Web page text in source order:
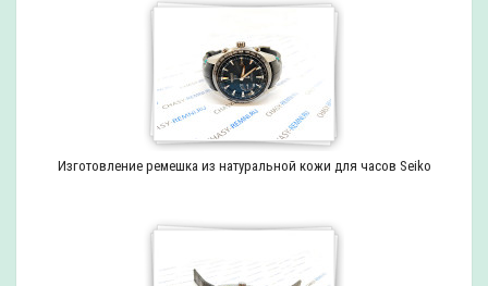
Изготовление ремешка из натуральной кожи для часов Seiko